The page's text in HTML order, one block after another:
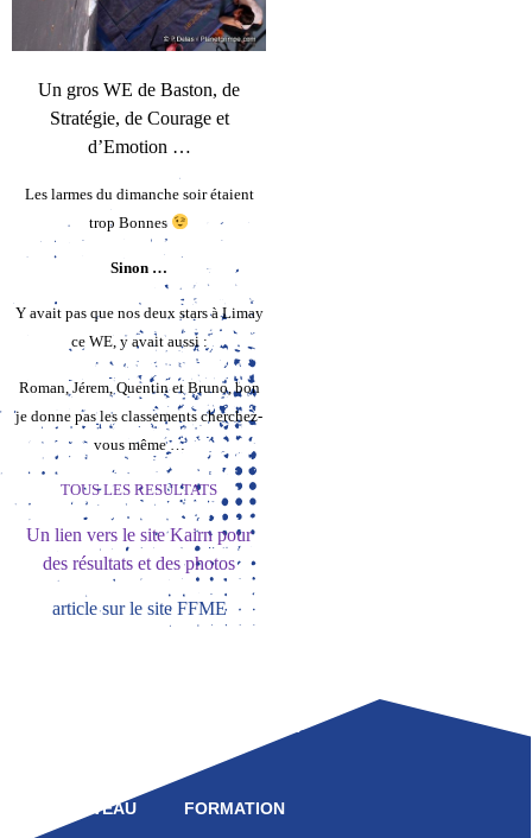
Un gros WE de Baston, de
Stratégie, de Courage et
d’Emotion …
Les larmes du dimanche soir étaient
trop Bonnes
Sinon …
Y avait pas que nos deux stars à Limay
ce WE, y avait aussi :
Roman, Jérem, Quentin et Bruno, bon
je donne pas les classements cherchez-
vous même …
TOUS LES RESULTATS
Un lien vers le site Kairn pour
des résultats et des photos
article sur le site FFME
HAUT NIVEAU
COMPÉTITION
FORMATION